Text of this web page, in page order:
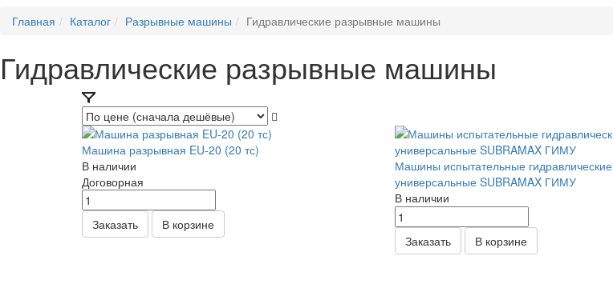
Главная
Каталог Разрывные машины Гидравлические разрывные машины
Гидравлические разрывные машины
Машина разрывная EU-20 (20 тс)
В наличии
Договорная
Заказать В корзине
Машины испытательные гидравлические
универсальные SUBRAMAX ГИМУ
В наличии
Заказать В корзине